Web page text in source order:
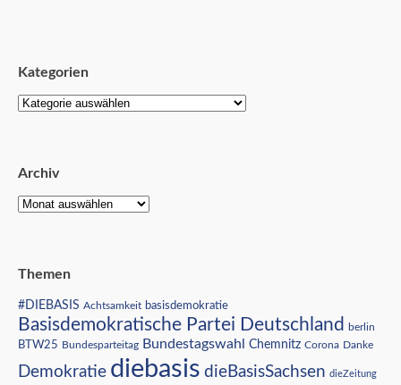
Kategorien
Archiv
Themen
#DIEBASIS Achtsamkeit basisdemokratie
Basisdemokratische Partei Deutschland berlin
BTW25 Bundesparteitag Bundestagswahl Chemnitz Corona Danke
Demokratie diebasis dieBasisSachsen dieZeitung